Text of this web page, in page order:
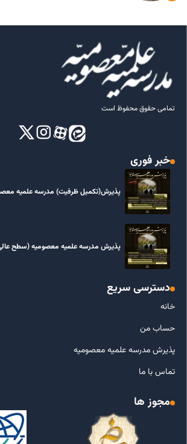
تمامی حقوق محفوظ است
خبر فوری
پذیرش(تکمیل ظرفیت) مدرسه علمیه
پذیرش مدرسه علمیه معصومیه‌ (سطح
دسترسی سریع
خانه
حساب من
پذیرش مدرسه علمیه معصومیه
تماس با ما
مجوز ها